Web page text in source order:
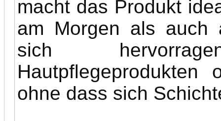
macht das Produkt
am Morgen als auch
sich
Hautpflegeprodukten
ohne dass sich